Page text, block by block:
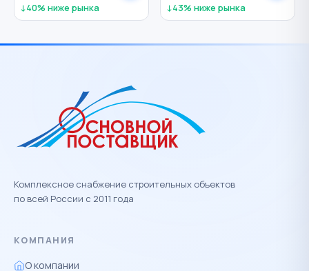
↓40% ниже рынка ↓43% ниже рынка
Комплексное снабжение строительных объектов
по всей России с 2011 года
КОМПАНИЯ
О компании